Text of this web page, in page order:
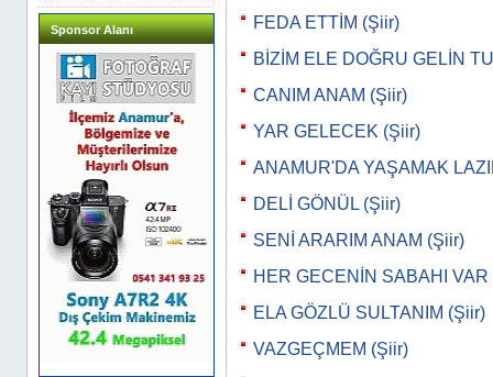
Sponsor Alanı
FEDA ETTİM (Şiir)
BİZİM ELE DOĞRU GELİN
CANIM ANAM (Şiir)
YAR GELECEK (Şiir)
ANAMUR'DA YAŞAMAK
DELİ GÖNÜL (Şiir)
SENİ ARARIM ANAM (Şiir)
HER GECENİN SABAHI
ELA GÖZLÜ SULTANIM (Şiir)
VAZGEÇMEM (Şiir)